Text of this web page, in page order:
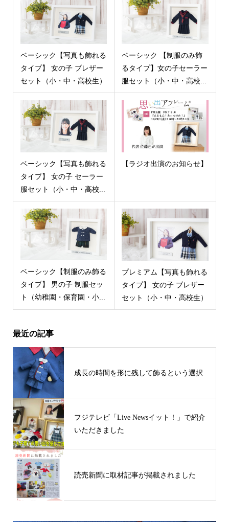
ベーシック【写真も飾れる
タイプ】 女の子 ブレザー
セット（小・中・高校生）
ベーシック 【制服のみ飾
るタイプ】女の子セーラー
服セット（小・中・高校...
ベーシック【写真も飾れる
タイプ】 女の子 セーラー
服セット（小・中・高校...
【ラジオ出演のお知らせ】
ベーシック【制服のみ飾る
タイプ】 男の子 制服セッ
ト（幼稚園・保育園・小...
プレミアム【写真も飾れる
タイプ】 女の子 ブレザー
セット（小・中・高校生）
最近の記事
成長の時間を形に残して飾るという選択
フジテレビ「Live Newsイット！」で紹介
いただきました
読売新聞に取材記事が掲載されました